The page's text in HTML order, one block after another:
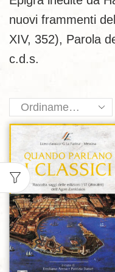
nuovi frammenti
XIV, 352), Parola
c.d.s.
Aggiungi alla lista dei desideri